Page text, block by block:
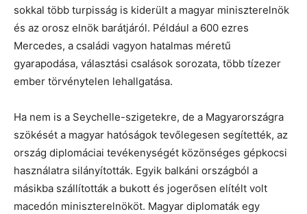
sokkal több turpisság is kiderült a magyar miniszterelnök
és az orosz elnök barátjáról. Például a 600 ezres
Mercedes, a családi vagyon hatalmas méretű
gyarapodása, választási csalások sorozata, több tízezer
ember törvénytelen lehallgatása.
Ha nem is a Seychelle-szigetekre, de a Magyarországra
szökését a magyar hatóságok tevőlegesen segítették, az
ország diplomáciai tevékenységét közönséges gépkocsi
használatra silányították. Egyik balkáni országból a
másikba szállították a bukott és jogerősen elítélt volt
macedón miniszterelnököt. Magyar diplomaták egy